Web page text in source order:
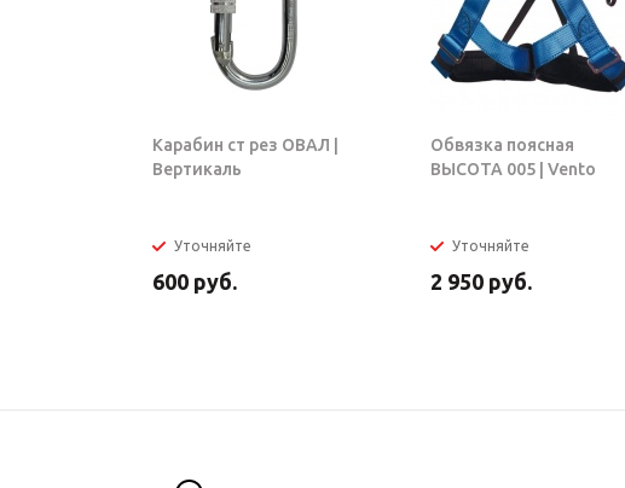
Карабин ст рез ОВАЛ |
Вертикаль
Уточняйте
600 руб.
Обвязка поясная
ВЫСОТА 005 | Vento
Уточняйте
2 950 руб.